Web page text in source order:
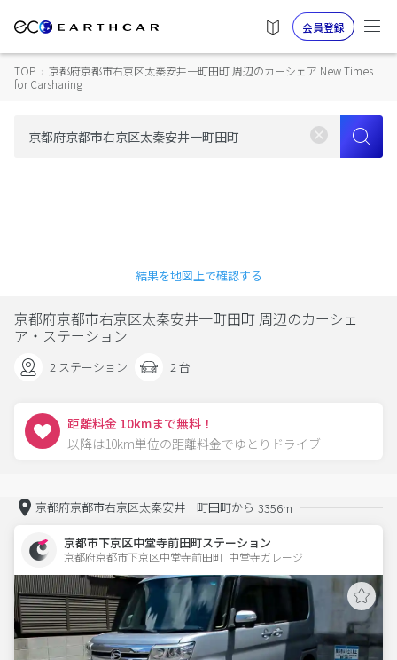
会員登録
TOP › 京都府京都市右京区太秦安井一町田町 周辺のカーシェア New Times
for Carsharing
結果を地図上で確認する
京都府京都市右京区太秦安井一町田町 周辺のカーシェ
ア・ステーション
2 ステーション 2 台
距離料金 10kmまで無料！
以降は10km単位の距離料金でゆとりドライブ
京都府京都市右京区太秦安井一町田町から 3356m
京都市下京区中堂寺前田町ステーション
京都府京都市下京区中堂寺前田町  中堂寺ガレージ